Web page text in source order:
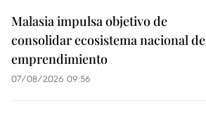
Malasia impulsa objetivo de
consolidar ecosistema nacional de
emprendimiento
07/08/2026 09:56